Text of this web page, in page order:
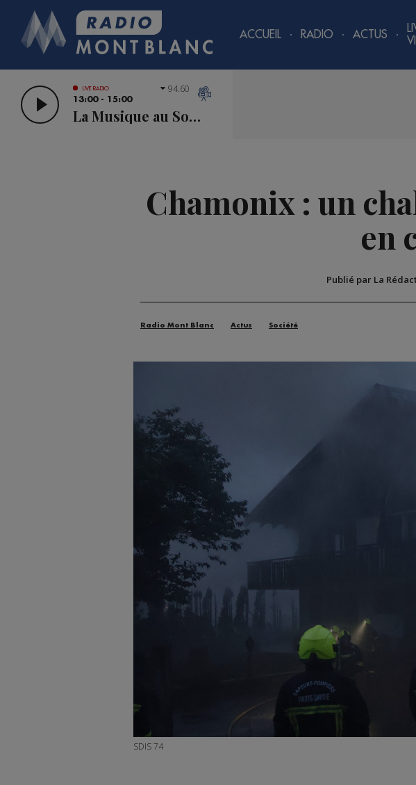
ACCUEIL RADIO ACTUS
LIVE RADIO
13:00 - 15:00
La Musique au Sommet
94.60
Chamonix : un
en
Publié par La
Radio Mont Blanc Actus Société
SDIS 74